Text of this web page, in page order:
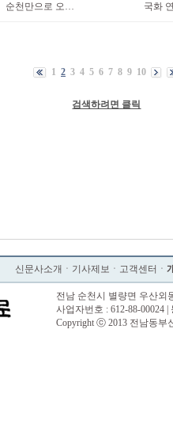
순천만으로 오…
국화
1 2 3 4 5 6 7 8 9 10
검색하려면 클릭
신문사소개 ㆍ 기사제보 ㆍ 고객센터 ㆍ
전남 순천시 별량면 우산외
사업자번호 : 612-88-00024
Copyright ⓒ 2013 전남동부